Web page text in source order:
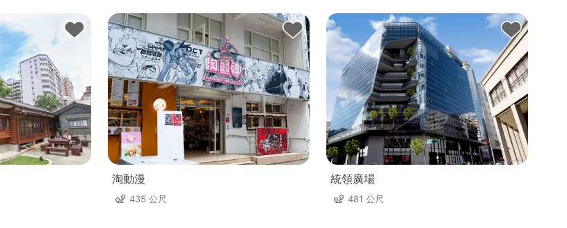
淘動漫
435 公尺
統領廣場
481 公尺